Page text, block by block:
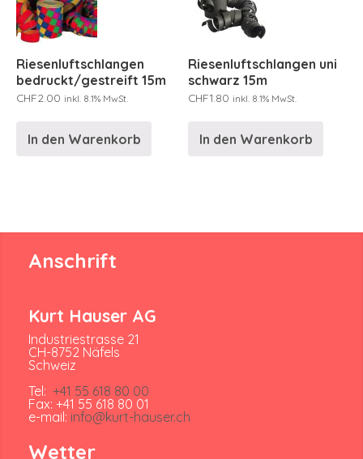
Riesenluftschlangen
bedruckt/gestreift 15m
CHF2.00 inkl. 8.1% MwSt.
In den Warenkorb
Riesenluftschlangen uni
schwarz 15m
CHF1.80 inkl. 8.1% MwSt.
In den Warenkorb
Anschrift
Kurt Hauser AG
Industriestrasse 21
CH-8752 Näfels
Schweiz
Tel: +41 55 618 80 00
Fax: +41 55 618 80 01
e-mail: info@kurt-hauser.ch
Wetter